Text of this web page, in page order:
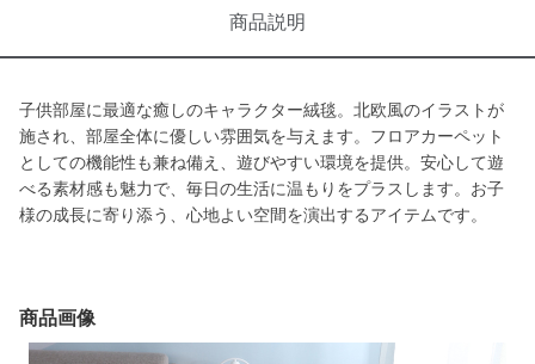
商品説明
子供部屋に最適な癒しのキャラクター絨毯。北欧風のイラストが
施され、部屋全体に優しい雰囲気を与えます。フロアカーペット
としての機能性も兼ね備え、遊びやすい環境を提供。安心して遊
べる素材感も魅力で、毎日の生活に温もりをプラスします。お子
様の成長に寄り添う、心地よい空間を演出するアイテムです。
商品画像